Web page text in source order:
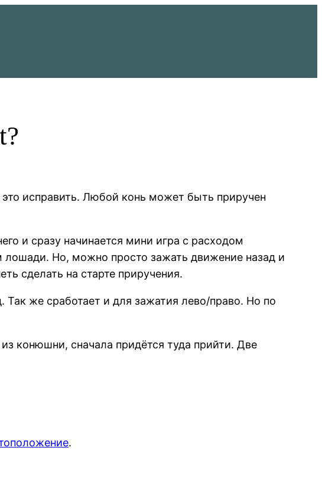
исправить. Любой конь может быть приручен
и сразу начинается мини игра с расходом
Но, можно просто зажать движение назад и
сделать на старте приручения.
же сработает и для зажатия лево/право. Но по
конюшни, сначала придётся туда прийти. Две
.